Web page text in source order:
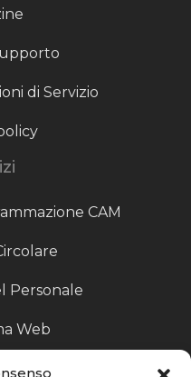
di Servizio
CAM
Personale
Web